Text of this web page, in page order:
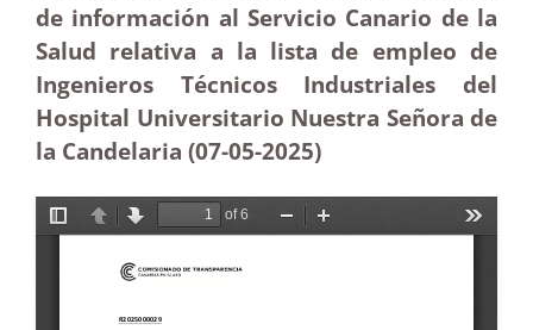
de información al Servicio Canario de la
Salud relativa a la lista de empleo de
Ingenieros Técnicos Industriales del
Hospital Universitario Nuestra Señora de
la Candelaria (07-05-2025)